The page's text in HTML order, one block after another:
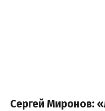
Сергей Миронов: